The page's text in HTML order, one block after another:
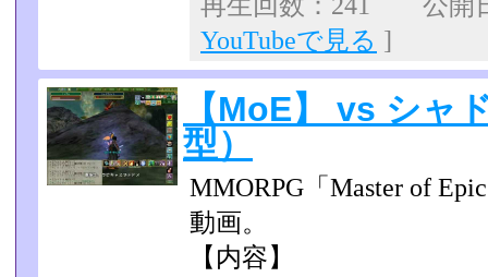
再生回数：241 公開
YouTubeで見る ]
【MoE】 vs シャ
型）
MMORPG「Master of
動画。
【内容】